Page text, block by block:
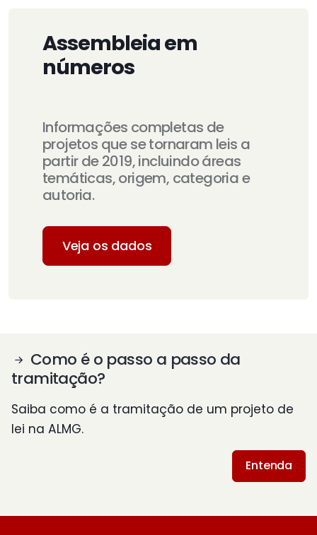
Assembleia em
números
Informações completas de
projetos que se tornaram leis a
partir de 2019, incluindo áreas
temáticas, origem, categoria e
autoria.
Veja os dados
Como é o passo a passo da
tramitação?
Saiba como é a tramitação de um projeto de
lei na ALMG.
Entenda